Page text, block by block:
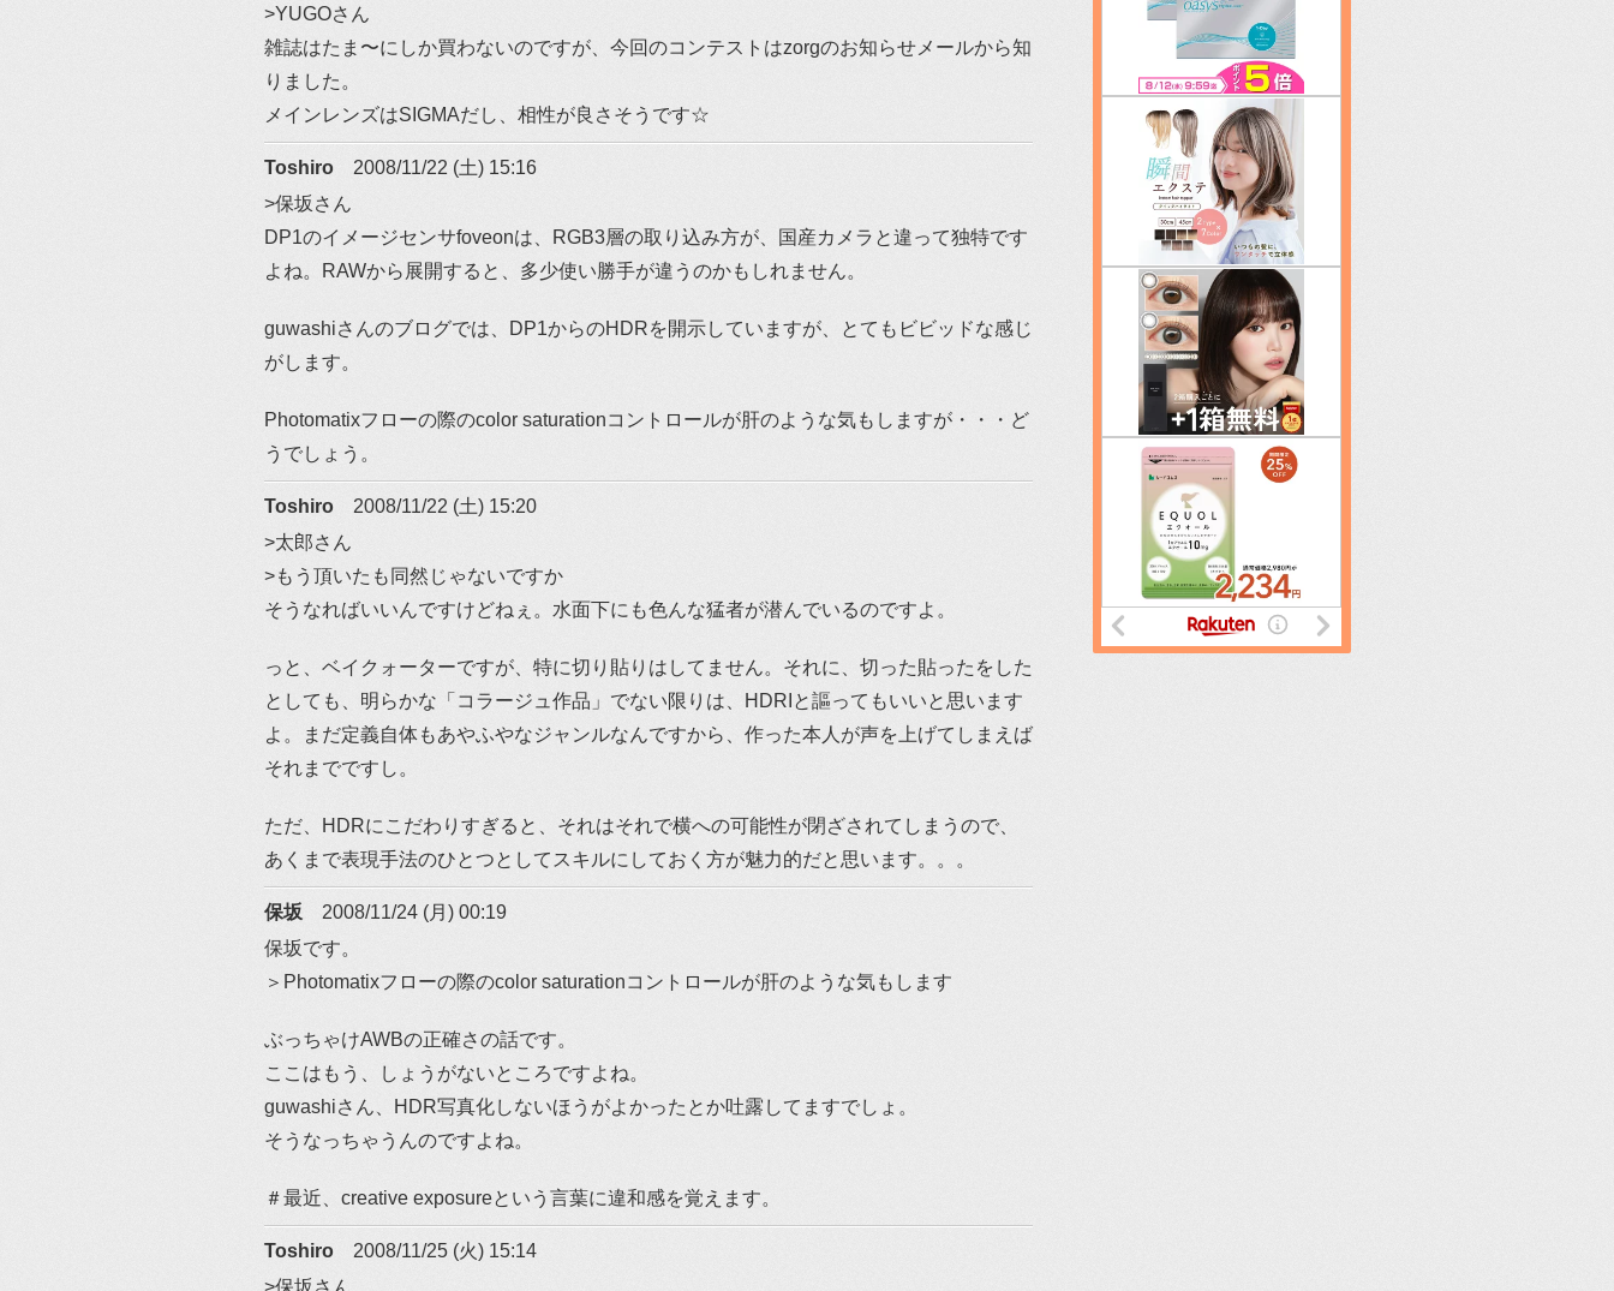
>YUGOさん
雑誌はたま〜にしか買わないのですが、今回のコンテストはzorgのお知らせメールから知
りました。
メインレンズはSIGMAだし、相性が良さそうです☆
Toshiro 2008/11/22 (土) 15:16
>保坂さん
DP1のイメージセンサfoveonは、RGB3層の取り込み方が、国産カメラと違って独特です
よね。RAWから展開すると、多少使い勝手が違うのかもしれません。
guwashiさんのブログでは、DP1からのHDRを開示していますが、とてもビビッドな感じ
がします。
Photomatixフローの際のcolor saturationコントロールが肝のような気もしますが・・・ど
うでしょう。
Toshiro 2008/11/22 (土) 15:20
>太郎さん
>もう頂いたも同然じゃないですか
そうなればいいんですけどねぇ。水面下にも色んな猛者が潜んでいるのですよ。
っと、ベイクォーターですが、特に切り貼りはしてません。それに、切った貼ったをした
としても、明らかな「コラージュ作品」でない限りは、HDRIと謳ってもいいと思います
よ。まだ定義自体もあやふやなジャンルなんですから、作った本人が声を上げてしまえば
それまでですし。
ただ、HDRにこだわりすぎると、それはそれで横への可能性が閉ざされてしまうので、
あくまで表現手法のひとつとしてスキルにしておく方が魅力的だと思います。。。
保坂 2008/11/24 (月) 00:19
保坂です。
＞Photomatixフローの際のcolor saturationコントロールが肝のような気もします
ぶっちゃけAWBの正確さの話です。
ここはもう、しょうがないところですよね。
guwashiさん、HDR写真化しないほうがよかったとか吐露してますでしょ。
そうなっちゃうんのですよね。
＃最近、creative exposureという言葉に違和感を覚えます。
Toshiro 2008/11/25 (火) 15:14
>保坂さん